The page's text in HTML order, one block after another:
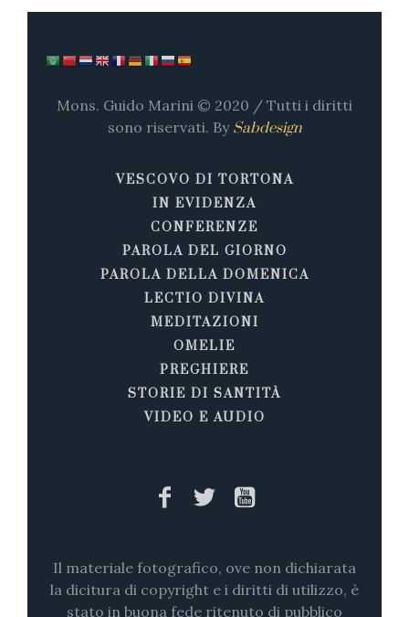
Mons. Guido Marini © 2020 / Tutti i diritti
sono riservati. By Sabdesign
VESCOVO DI TORTONA
IN EVIDENZA
CONFERENZE
PAROLA DEL GIORNO
PAROLA DELLA DOMENICA
LECTIO DIVINA
MEDITAZIONI
OMELIE
PREGHIERE
STORIE DI SANTITÀ
VIDEO E AUDIO
Il materiale fotografico, ove non dichiarata
la dicitura di copyright e i diritti di utilizzo, è
stato in buona fede ritenuto di pubblico